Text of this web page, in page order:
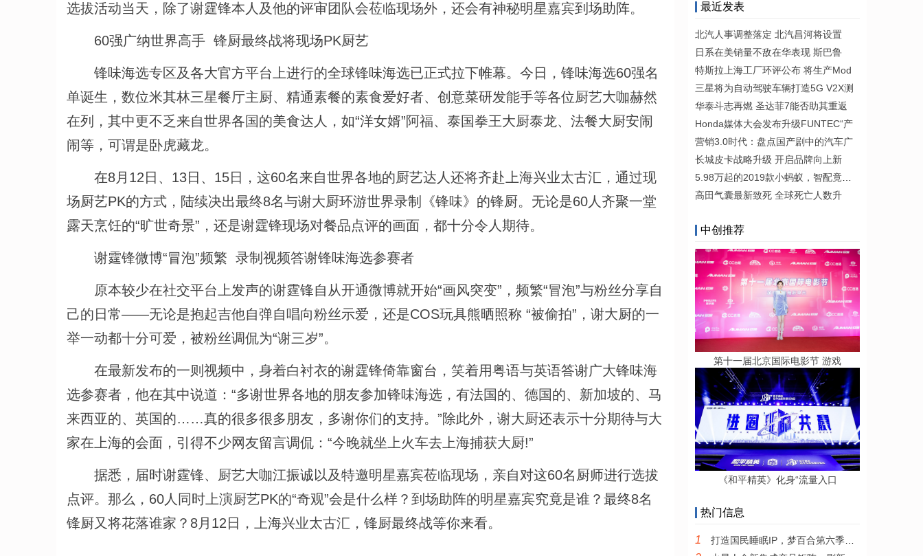
选拔活动当天，除了谢霆锋本人及他的评审团队会莅临现场外，还会有神秘明星嘉宾到场助阵。
60强广纳世界高手 锋厨最终战将现场PK厨艺
锋味海选专区及各大官方平台上进行的全球锋味海选已正式拉下帷幕。今日，锋味海选60强名
单诞生，数位米其林三星餐厅主厨、精通素餐的素食爱好者、创意菜研发能手等各位厨艺大咖赫然
在列，其中更不乏来自世界各国的美食达人，如“洋女婿”阿福、泰国拳王大厨泰龙、法餐大厨安闹
闹等，可谓是卧虎藏龙。
在8月12日、13日、15日，这60名来自世界各地的厨艺达人还将齐赴上海兴业太古汇，通过现
场厨艺PK的方式，陆续决出最终8名与谢大厨环游世界录制《锋味》的锋厨。无论是60人齐聚一堂
露天烹饪的“旷世奇景”，还是谢霆锋现场对餐品点评的画面，都十分令人期待。
谢霆锋微博“冒泡”频繁 录制视频答谢锋味海选参赛者
原本较少在社交平台上发声的谢霆锋自从开通微博就开始“画风突变”，频繁“冒泡”与粉丝分享自
己的日常——无论是抱起吉他自弹自唱向粉丝示爱，还是COS玩具熊晒照称 “被偷拍”，谢大厨的一
举一动都十分可爱，被粉丝调侃为“谢三岁”。
在最新发布的一则视频中，身着白衬衣的谢霆锋倚靠窗台，笑着用粤语与英语答谢广大锋味海
选参赛者，他在其中说道：“多谢世界各地的朋友参加锋味海选，有法国的、德国的、新加坡的、马
来西亚的、英国的……真的很多很多朋友，多谢你们的支持。”除此外，谢大厨还表示十分期待与大
家在上海的会面，引得不少网友留言调侃：“今晚就坐上火车去上海捕获大厨!”
据悉，届时谢霆锋、厨艺大咖江振诚以及特邀明星嘉宾莅临现场，亲自对这60名厨师进行选拔
点评。那么，60人同时上演厨艺PK的“奇观”会是什么样？到场助阵的明星嘉宾究竟是谁？最终8名
锋厨又将花落谁家？8月12日，上海兴业太古汇，锋厨最终战等你来看。
最近发表
北汽人事调整落定 北汽昌河将设置
日系在美销量不敌在华表现 斯巴鲁
特斯拉上海工厂环评公布 将生产Mod
三星将为自动驾驶车辆打造5G V2X测
华泰斗志再燃 圣达菲7能否助其重返
Honda媒体大会发布升级FUNTEC“产
营销3.0时代：盘点国产剧中的汽车广
长城皮卡战略升级 开启品牌向上新
高田气囊最新致死 全球死亡人数升
中创推荐
第十一届北京国际电影节 游戏
《和平精英》化身“流量入口
热门信息
1 打造国民睡眠IP，梦百合第六季全民试睡节引领0压睡眠新风尚